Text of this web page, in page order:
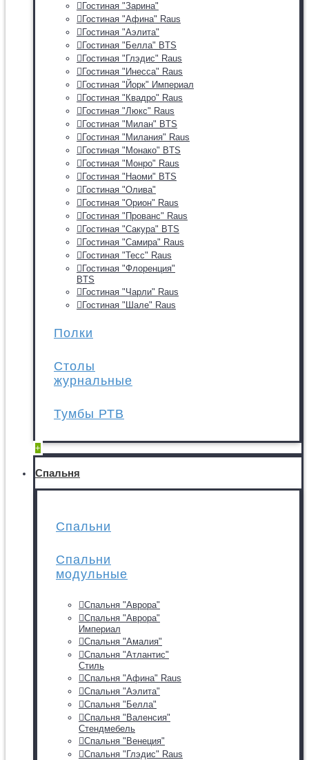
Гостиная "Зарина"
Гостиная "Афина" Raus
Гостиная "Аэлита"
Гостиная "Белла" BTS
Гостиная "Глэдис" Raus
Гостиная "Инесса" Raus
Гостиная "Йорк" Империал
Гостиная "Квадро" Raus
Гостиная "Люкс" Raus
Гостиная "Милан" BTS
Гостиная "Милания" Raus
Гостиная "Монако" BTS
Гостиная "Монро" Raus
Гостиная "Наоми" BTS
Гостиная "Олива"
Гостиная "Орион" Raus
Гостиная "Прованс" Raus
Гостиная "Сакура" BTS
Гостиная "Самира" Raus
Гостиная "Тесс" Raus
Гостиная "Флоренция"
BTS
Гостиная "Чарли" Raus
Гостиная "Шале" Raus
Полки
Столы
журнальные
Тумбы РТВ
+
Спальня
Спальни
Спальни
модульные
Спальня "Аврора"
Спальня "Аврора"
Империал
Спальня "Амалия"
Спальня "Атлантис"
Стиль
Спальня "Афина" Raus
Спальня "Аэлита"
Спальня "Белла"
Спальня "Валенсия"
Стендмебель
Спальня "Венеция"
Спальня "Глэдис" Raus